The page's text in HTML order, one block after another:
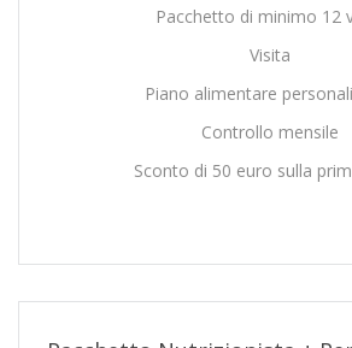
Pacchetto di minimo 12
Visita
Piano alimentare
Controllo mensile
Sconto di 50 euro sulla